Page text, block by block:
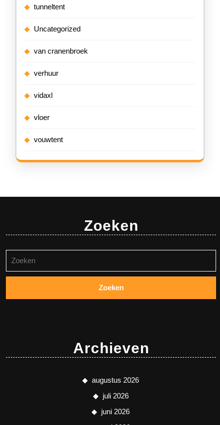
tunneltent
Uncategorized
van cranenbroek
verhuur
vidaxl
vloer
vouwtent
Zoeken
naar:
Archieven
augustus 2026
juli 2026
juni 2026